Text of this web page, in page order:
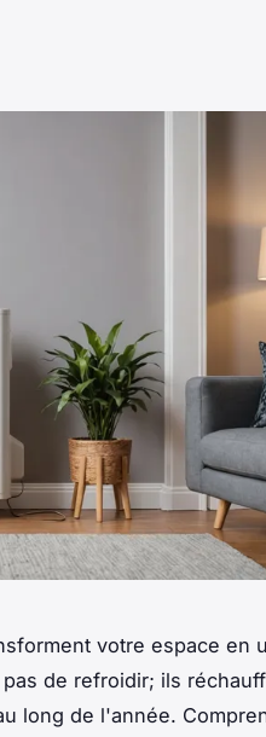
votre espace en
de refroidir; ils
long de l'année.